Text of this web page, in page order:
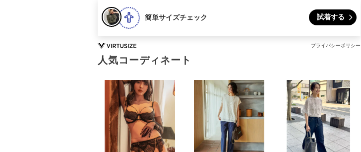
簡単サイズチェック 試着する
プライバシーポリシー
人気コーディネート